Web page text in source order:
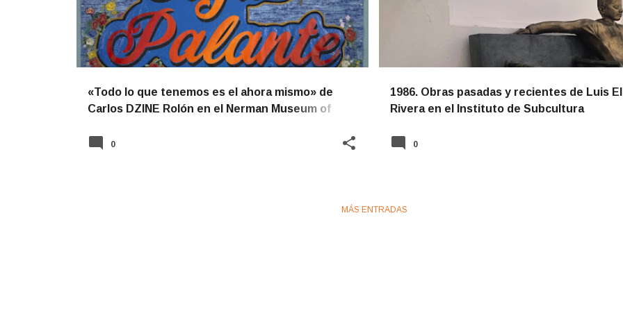
«Todo lo que tenemos es el ahora mismo» de
Carlos DZINE Rolón en el Nerman Museum of
0
1986. Obras pasadas y recientes de Luis
Rivera en el Instituto de Subcultura
0
MÁS ENTRADAS